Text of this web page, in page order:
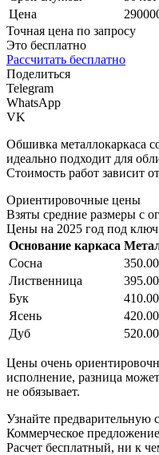
Цена
Точная цена по запросу
Это бесплатно
Рассчитать бесплатно
Поделиться
Telegram
WhatsApp
VK
Обшивка металлокаркаса
идеально подходит для
Стоимость работ зависит
Ориентировочные цены
Взяты средние размеры с
Цены на 2025 год под
Основание каркаса
Сосна
Лиственница
Бук
Ясень
Дуб
Цены очень
исполнение, разница
не обязывает.
Узнайте предварительную
Коммерческое
Расчет бесплатный, ни к